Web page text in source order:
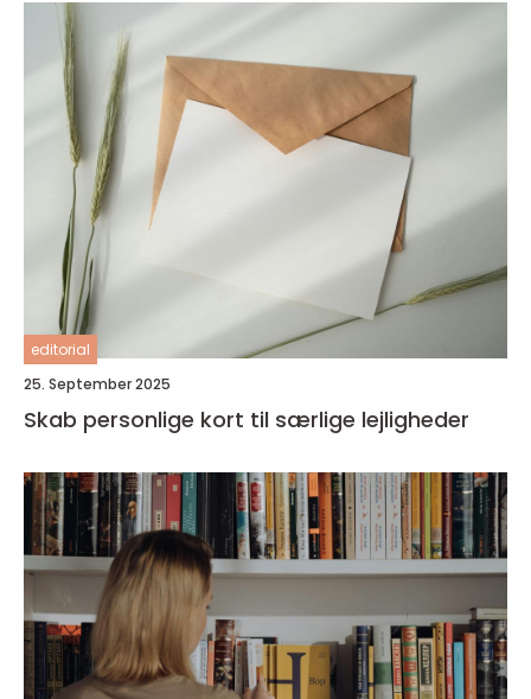
editorial
25. September 2025
Skab personlige kort til særlige lejligheder